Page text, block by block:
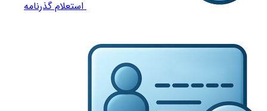
استعلام گذرنامه